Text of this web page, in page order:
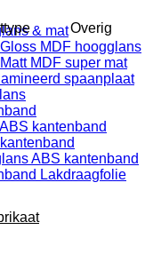
& mat
MDF hoogglans
MDF super mat
spaanplaat
kantenband
ABS kantenband
Lakdraagfolie
Overig